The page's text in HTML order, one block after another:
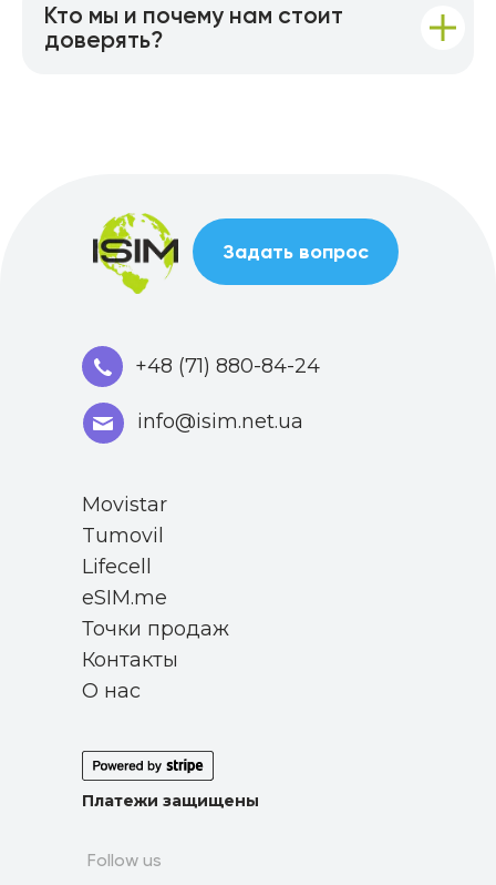
Кто мы и почему нам стоит
доверять?
Follow us
Задать вопрос
info@isim.net.ua
+48 (71) 880-84-24
Movistar
Tumovil
Lifecell
eSIM.me
О нас
Точки продаж
Контакты
Платежи защищены